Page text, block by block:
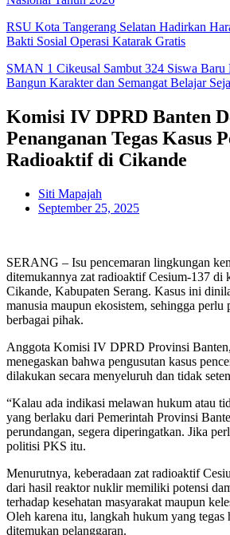
RSU Kota Tangerang Selatan Hadirkan
Bakti Sosial Operasi Katarak Gratis
SMAN 1 Cikeusal Sambut 324 Siswa
Bangun Karakter dan Semangat Belajar
Komisi IV DPRD Banten
Penanganan Tegas Kasus
Radioaktif di Cikande
Siti Mapajah
September 25, 2025
SERANG – Isu pencemaran lingkungan
ditemukannya zat radioaktif Cesium-137 di
Cikande, Kabupaten Serang. Kasus ini
manusia maupun ekosistem, sehingga perlu
berbagai pihak.
Anggota Komisi IV DPRD Provinsi
menegaskan bahwa pengusutan kasus
dilakukan secara menyeluruh dan tidak
“Kalau ada indikasi melawan hukum atau
yang berlaku dari Pemerintah Provinsi
perundangan, segera diperingatkan. Jika
politisi PKS itu.
Menurutnya, keberadaan zat radioaktif
dari hasil reaktor nuklir memiliki potensi
terhadap kesehatan masyarakat maupun
Oleh karena itu, langkah hukum yang tegas
ditemukan pelanggaran.